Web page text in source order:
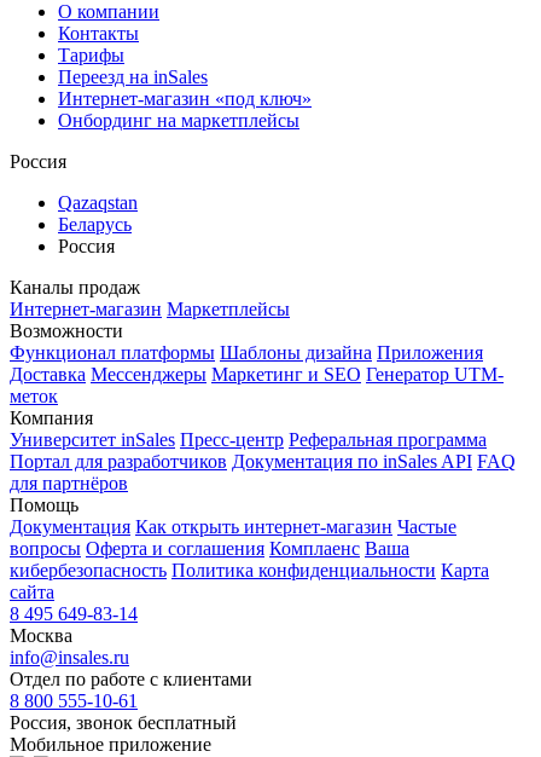
О компании
Контакты
Тарифы
Переезд на inSales
Интернет-магазин «под ключ»
Онбординг на маркетплейсы
Россия
Qazaqstan
Беларусь
Россия
Каналы продаж
Интернет-магазин Маркетплейсы
Возможности
Функционал платформы Шаблоны дизайна Приложения
Доставка Мессенджеры Маркетинг и SEO Генератор UTM-
меток
Компания
Университет inSales Пресс-центр Реферальная программа
Портал для разработчиков Документация по inSales API FAQ
для партнёров
Помощь
Документация Как открыть интернет-магазин Частые
вопросы Оферта и соглашения Комплаенс Ваша
кибербезопасность Политика конфиденциальности Карта
сайта
8 495 649-83-14
Москва
info@insales.ru
Отдел по работе с клиентами
8 800 555-10-61
Россия, звонок бесплатный
Мобильное приложение